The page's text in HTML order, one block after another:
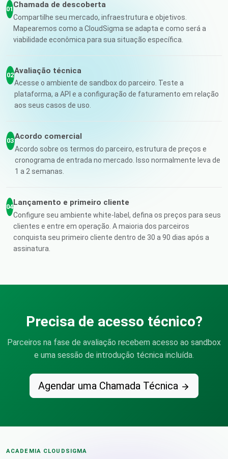
01Chamada de descoberta
Compartilhe seu mercado, infraestrutura e objetivos.
Mapearemos como a CloudSigma se adapta e como será a
viabilidade econômica para sua situação específica.
02Avaliação técnica
Acesse o ambiente de sandbox do parceiro. Teste a
plataforma, a API e a configuração de faturamento em relação
aos seus casos de uso.
03Acordo comercial
Acordo sobre os termos do parceiro, estrutura de preços e
cronograma de entrada no mercado. Isso normalmente leva de
1 a 2 semanas.
04Lançamento e primeiro cliente
Configure seu ambiente white-label, defina os preços para seus
clientes e entre em operação. A maioria dos parceiros
conquista seu primeiro cliente dentro de 30 a 90 dias após a
assinatura.
Precisa de acesso técnico?
Parceiros na fase de avaliação recebem acesso ao sandbox
e uma sessão de introdução técnica incluída.
Agendar uma Chamada Técnica
ACADEMIA CLOUDSIGMA